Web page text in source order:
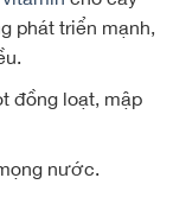
phát triển mạnh,
đồng loạt, mập
nước.